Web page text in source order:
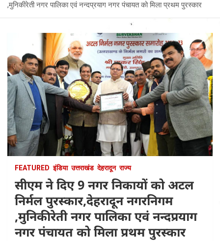
,मुनिकीरेती नगर पालिका एवं नन्दप्रयाग नगर पंचायत को मिला प्रथम पुरस्कार
FEATURED इंडिया उत्तराखंड देहरादून राज्य
सीएम ने दिए 9 नगर निकायों को अटल
निर्मल पुरस्कार,देहरादून नगरनिगम
,मुनिकीरेती नगर पालिका एवं नन्दप्रयाग
नगर पंचायत को मिला प्रथम पुरस्कार